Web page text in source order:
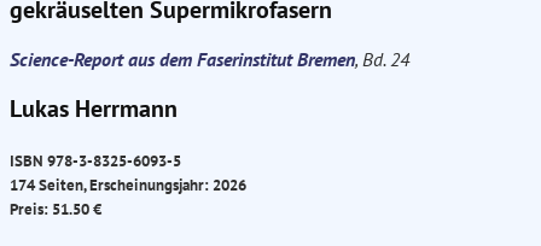
gekräuselten Supermikrofasern
Science-Report aus dem Faserinstitut Bremen, Bd. 24
Lukas Herrmann
ISBN 978-3-8325-6093-5
174 Seiten, Erscheinungsjahr: 2026
Preis: 51.50 €